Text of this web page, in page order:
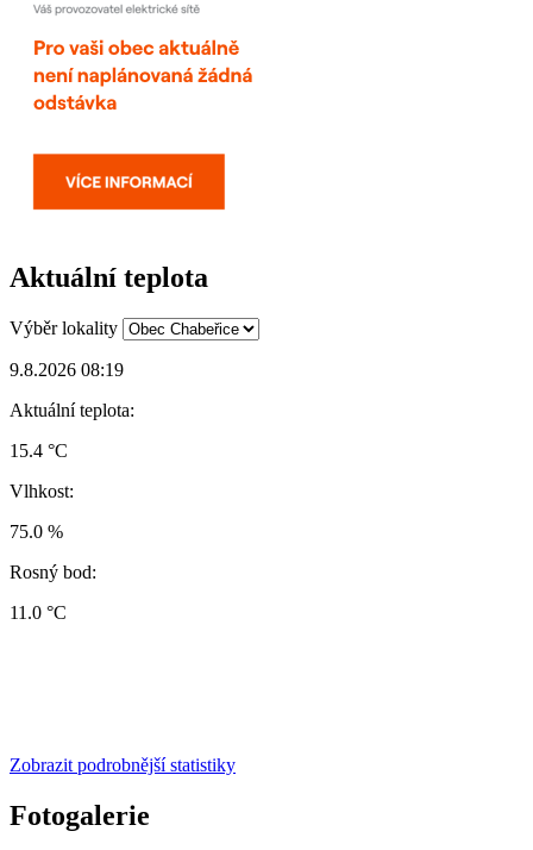
Aktuální teplota
Výběr lokality
9.8.2026 08:19
Aktuální teplota:
15.4 °C
Vlhkost:
75.0 %
Rosný bod:
11.0 °C
Zobrazit podrobnější statistiky
Fotogalerie